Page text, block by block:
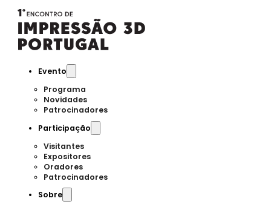
Evento
Programa
Novidades
Patrocinadores
Participação
Visitantes
Expositores
Oradores
Patrocinadores
Sobre